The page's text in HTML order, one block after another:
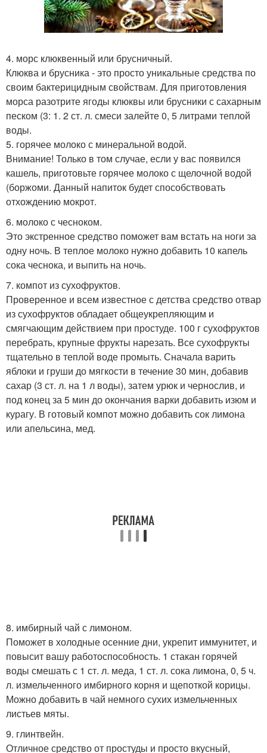
4. морс клюквенный или брусничный.
Клюква и брусника - это просто уникальные средства по
своим бактерицидным свойствам. Для приготовления
морса разотрите ягоды клюквы или брусники с сахарным
песком (3: 1. 2 ст. л. смеси залейте 0, 5 литрами теплой
воды.
5. горячее молоко с минеральной водой.
Внимание! Только в том случае, если у вас появился
кашель, приготовьте горячее молоко с щелочной водой
(боржоми. Данный напиток будет способствовать
отхождению мокрот.
6. молоко с чесноком.
Это экстренное средство поможет вам встать на ноги за
одну ночь. В теплое молоко нужно добавить 10 капель
сока чеснока, и выпить на ночь.
7. компот из сухофруктов.
Проверенное и всем известное с детства средство отвар
из сухофруктов обладает общеукрепляющим и
смягчающим действием при простуде. 100 г сухофруктов
перебрать, крупные фрукты нарезать. Все сухофрукты
тщательно в теплой воде промыть. Сначала варить
яблоки и груши до мягкости в течение 30 мин, добавив
сахар (3 ст. л. на 1 л воды), затем урюк и чернослив, и
под конец за 5 мин до окончания варки добавить изюм и
курагу. В готовый компот можно добавить сок лимона
или апельсина, мед.
8. имбирный чай с лимоном.
Поможет в холодные осенние дни, укрепит иммунитет, и
повысит вашу работоспособность. 1 стакан горячей
воды смешать с 1 ст. л. меда, 1 ст. л. сока лимона, 0, 5 ч.
л. измельченного имбирного корня и щепоткой корицы.
Можно добавить в чай немного сухих измельченных
листьев мяты.
9. глинтвейн.
Отличное средство от простуды и просто вкусный,